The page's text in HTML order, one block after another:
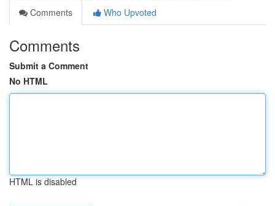
Comments
Who Upvoted
Comments
Submit a Comment
No HTML
HTML is disabled